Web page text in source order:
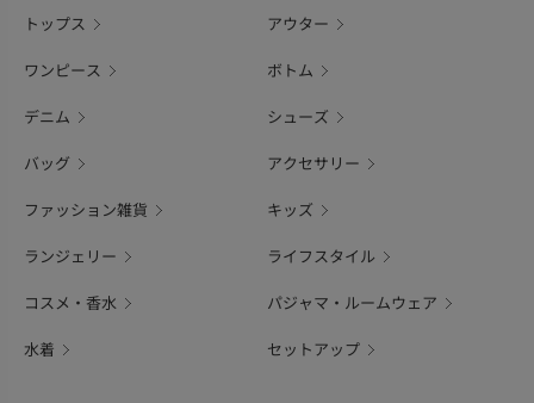
トップス アウター
ワンピース ボトム
デニム シューズ
バッグ アクセサリー
ファッション雑貨 キッズ
ランジェリー ライフスタイル
コスメ・香水 パジャマ・ルームウェア
水着 セットアップ